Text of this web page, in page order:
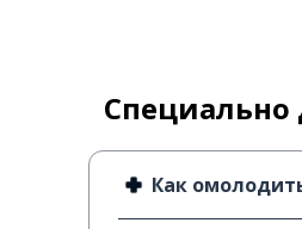
Специально
Как